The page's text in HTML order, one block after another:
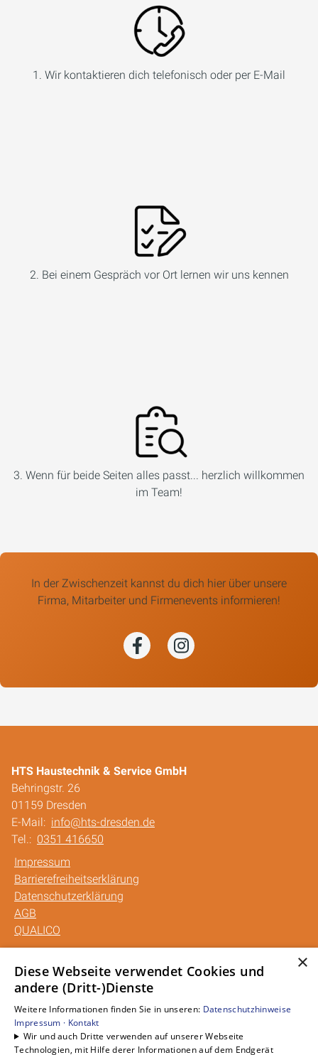
1. Wir kontaktieren dich telefonisch oder per E-Mail
2. Bei einem Gespräch vor Ort lernen wir uns kennen
3. Wenn für beide Seiten alles passt... herzlich willkommen
im Team!
In der Zwischenzeit kannst du dich hier über unsere
Firma, Mitarbeiter und Firmenevents informieren!
HTS Haustechnik & Service GmbH
Behringstr. 26
01159 Dresden
E-Mail: info@hts-dresden.de
Tel.: 0351 416650
Impressum
Barrierefreiheitserklärung
Datenschutzerklärung
AGB
QUALICO
Unsere Bereiche
Privatkunden
Gewerbekunden
Karriere
Unternehmen
×
Diese Webseite verwendet Cookies und
andere (Dritt-)Dienste
Weitere Informationen finden Sie in unseren: Datenschutzhinweise
Impressum · Kontakt
Wir und auch Dritte verwenden auf unserer Webseite
Technologien, mit Hilfe derer Informationen auf dem Endgerät